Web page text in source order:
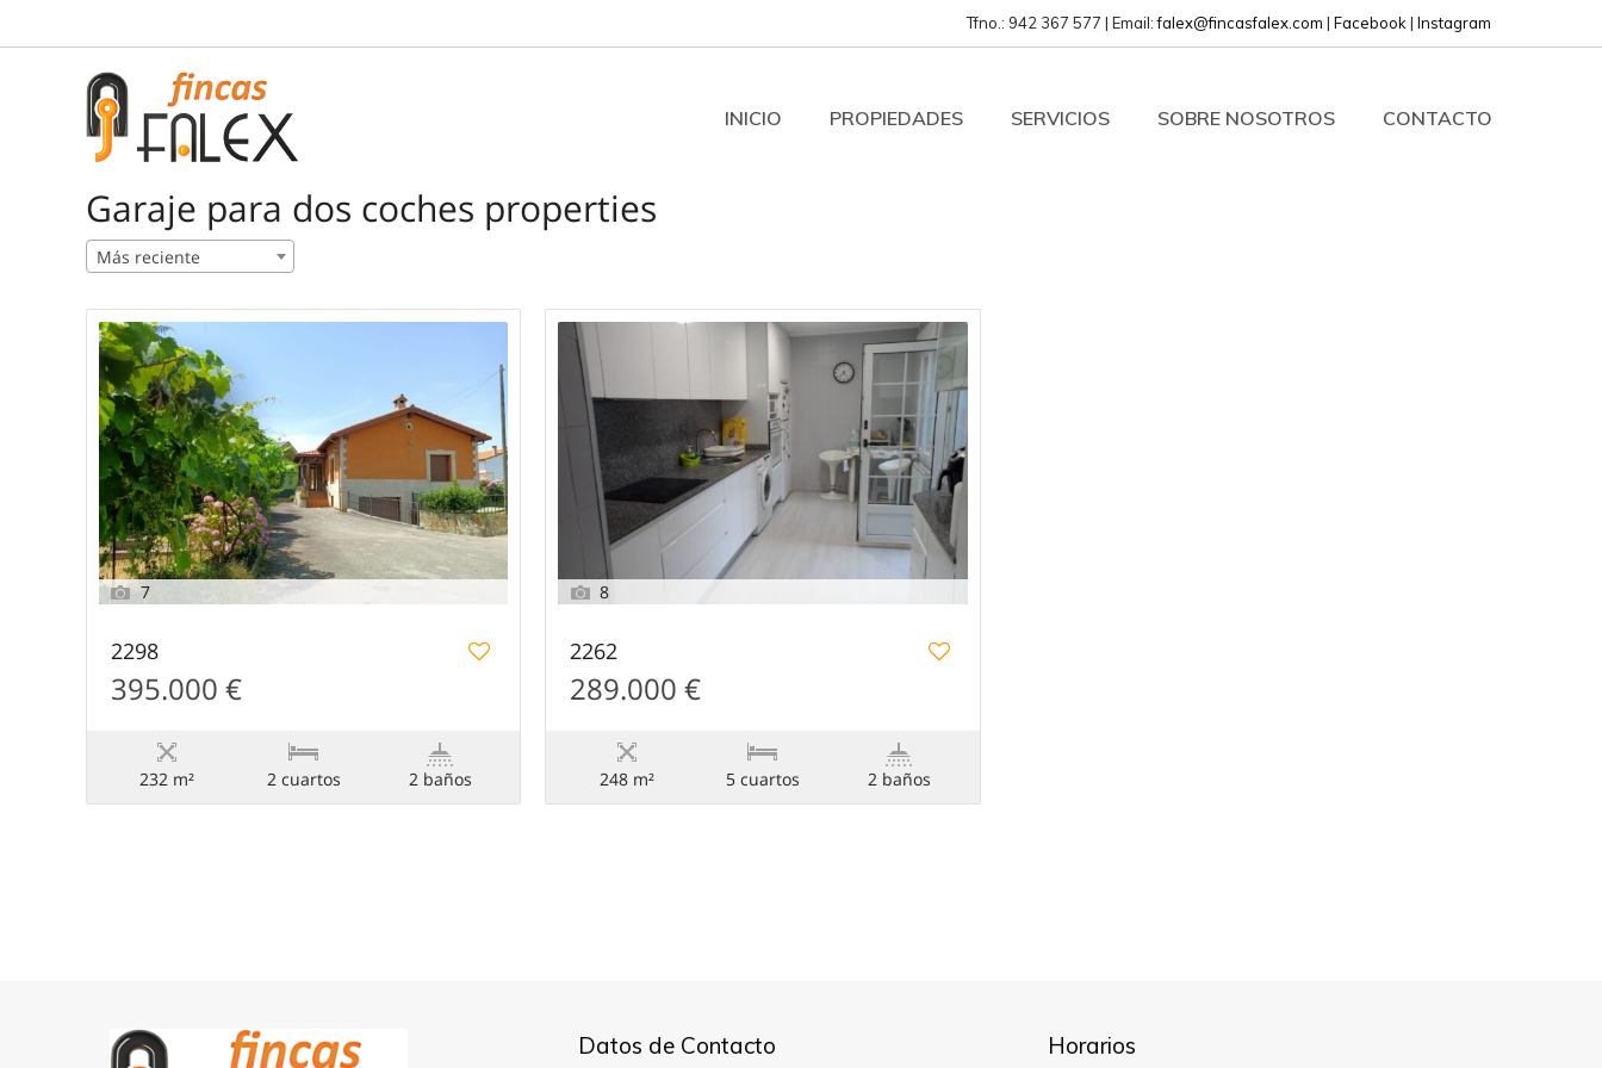
al
Tfno.: 942 367 577 | Email:falex@fincasfalex.com | Facebook | Instagram
INICIO PROPIEDADES SERVICIOS SOBRE NOSOTROS CONTACTO
Garaje para dos coches properties
Más reciente
7
2298
395.000 €
232 m² 2 сuartos 2 baños
8
2262
289.000 €
248 m² 5 сuartos 2 baños
Datos de Contacto Horarios